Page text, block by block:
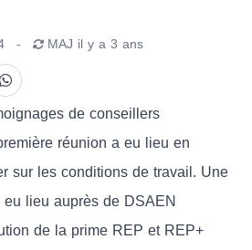
- MAJ il y a 3 ans
de conseillers
réunion a eu lieu en
sur les conditions de travail. Une
lieu auprès de DSAEN
de la prime REP et REP+